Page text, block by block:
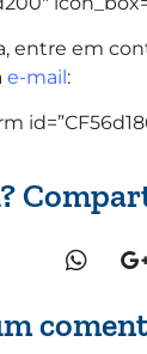
entre em
e-mail: